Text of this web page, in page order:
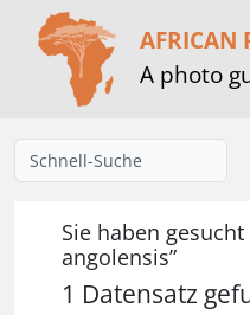
AFRICAN
A photo
Sie haben
angolensis”
1 Datensatz